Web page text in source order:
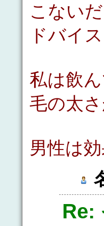
こない
ドバイ
私は飲
毛の太
男性は
Re: